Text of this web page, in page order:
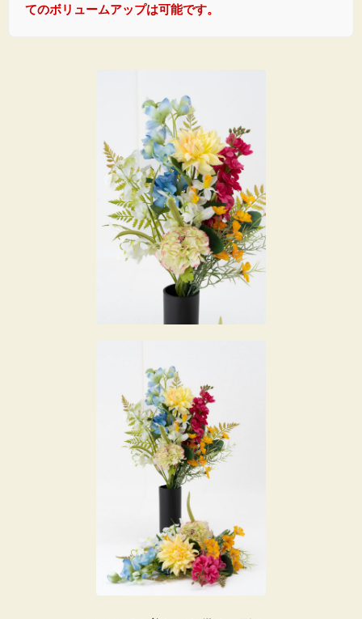
大切な方への想いを、上品で美しい供花に込めて。
※画像の花器は商品に含まれません。別売りにてご用意しております。
※左右一対（2束セット）のお届けです。
※生花のような美しさを保ちながら、水替え不要で長く美しい状態を楽しめるのもアーテ
ィフィシャルフラワーならではの魅力です。
てのボリュームアップは可能です。